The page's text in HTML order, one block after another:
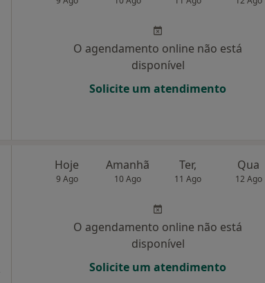
O agendamento online não está
disponível
Solicite um atendimento
Hoje
9 Ago
Amanhã
10 Ago
Ter,
11 Ago
Qua
12 Ago
O agendamento online não está
disponível
Solicite um atendimento